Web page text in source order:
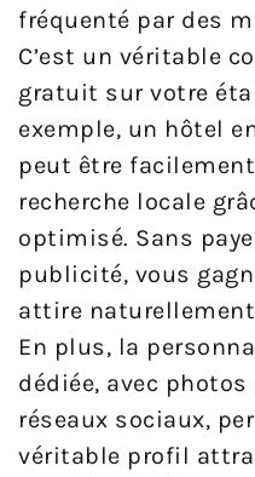
fréquenté par des
C’est un véritable
gratuit sur votre
exemple, un hôtel
peut être
recherche locale
optimisé. Sans
publicité, vous
attire
En plus, la
dédiée, avec
réseaux sociaux,
véritable profil